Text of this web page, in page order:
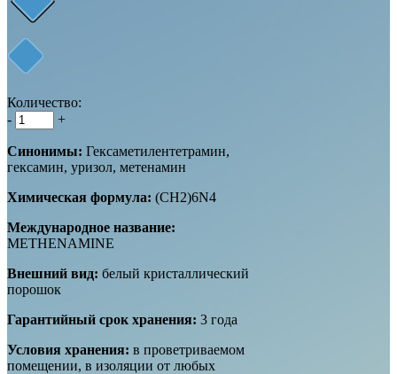
Количество:
-
+
Синонимы: Гексаметилентетрамин,
гексамин, уризол, метенамин
Химическая формула: (CH2)6N4
Международное название:
METHENAMINE
Внешний вид: белый кристаллический
порошок
Гарантийный срок хранения: 3 года
Условия хранения: в проветриваемом
помещении, в изоляции от любых